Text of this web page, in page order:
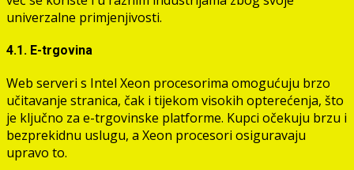
univerzalne primjenjivosti.
4.1. E-trgovina
Web serveri s Intel Xeon procesorima omogućuju brzo
učitavanje stranica, čak i tijekom visokih opterećenja, što
je ključno za e-trgovinske platforme. Kupci očekuju brzu i
bezprekidnu uslugu, a Xeon procesori osiguravaju
upravo to.